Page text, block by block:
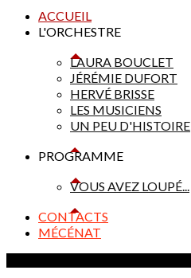
ACCUEIL
L'ORCHESTRE
LAURA BOUCLET
JÉRÉMIE DUFORT
HERVÉ BRISSE
LES MUSICIENS
UN PEU D'HISTOIRE
PROGRAMME
VOUS AVEZ LOUPÉ...
CONTACTS
MÉCÉNAT